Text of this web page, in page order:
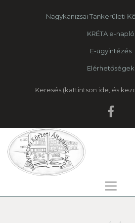
Nagykanizsai Tankerületi
KRÉTA e-napló
E-ügyintézés
Elérhetőségek
Keresés